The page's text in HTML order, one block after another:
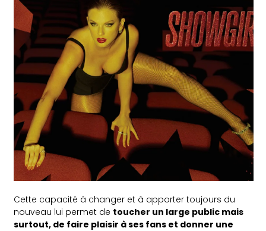
Cette capacité à changer et à apporter toujours du
nouveau lui permet de toucher un large public mais
surtout, de faire plaisir à ses fans et donner une